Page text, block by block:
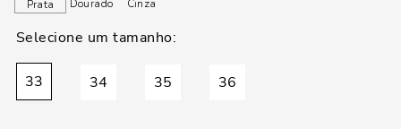
Prata Dourado Cinza
33 34 35 36